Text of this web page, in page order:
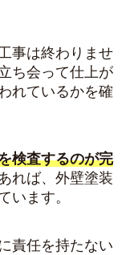
事は終わりませ
ち会って仕上が
れているかを確
検査するのが完
れば、外壁塗装
います。
責任を持たない